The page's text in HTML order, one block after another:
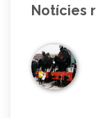
Notícies